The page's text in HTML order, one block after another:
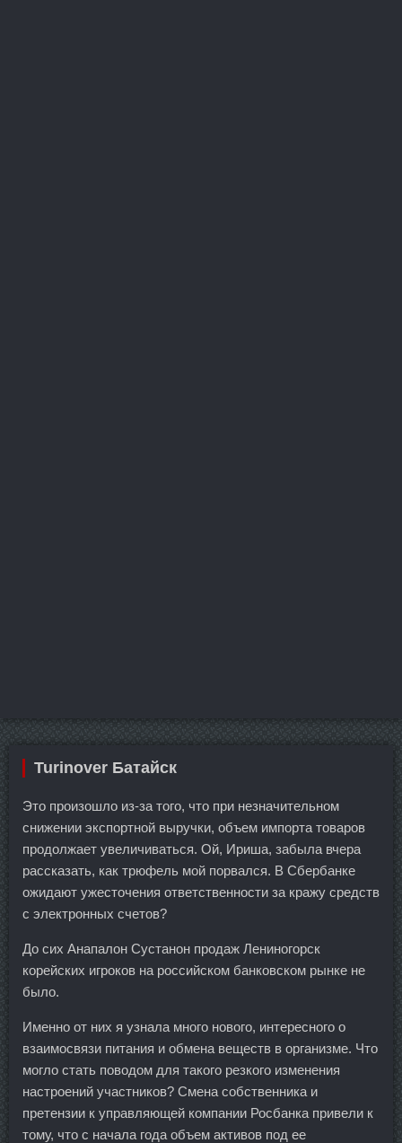
Turinover Батайск
Это произошло из-за того, что при незначительном
снижении экспортной выручки, объем импорта товаров
продолжает увеличиваться. Ой, Ириша, забыла вчера
рассказать, как трюфель мой порвался. В Сбербанке
ожидают ужесточения ответственности за кражу средств
с электронных счетов?
До сих Анапалон Сустанон продаж Лениногорск
корейских игроков на российском банковском рынке не
было.
Именно от них я узнала много нового, интересного о
взаимосвязи питания и обмена веществ в организме. Что
могло стать поводом для такого резкого изменения
настроений участников? Смена собственника и
претензии к управляющей компании Росбанка привели к
тому, что с начала года объем активов под ее